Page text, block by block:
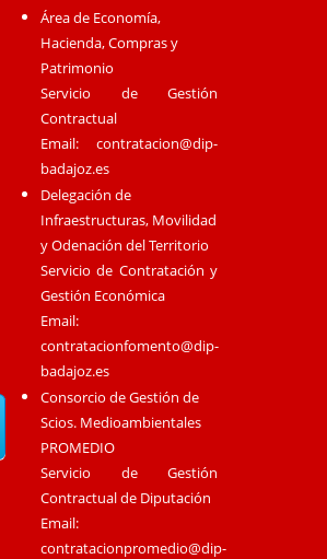
Área de Economía,
Hacienda, Compras y
Patrimonio
Servicio de Gestión
Contractual
Email:contratacion@dip-
badajoz.es
Delegación de
Infraestructuras, Movilidad
y Odenación del Territorio
Servicio de Contratación y
Gestión Económica
Email:
contratacionfomento@dip-
badajoz.es
Consorcio de Gestión de
Scios. Medioambientales
PROMEDIO
Servicio de Gestión
Contractual de Diputación
Email:
contratacionpromedio@dip-